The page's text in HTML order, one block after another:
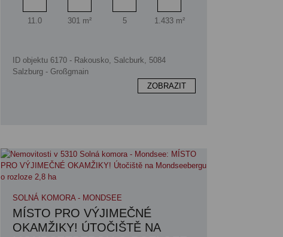
Pokoj
11.0
Obytný prostor
301 m²
Koupelna
5
Plocha pozemku
1.433 m²
ID objektu 6170 - Rakousko, Salcburk, 5084
Salzburg - Großgmain
ZOBRAZIT
SOLNÁ KOMORA - MONDSEE
MÍSTO PRO VÝJIMEČNÉ
OKAMŽIKY! ÚTOČIŠTĚ NA